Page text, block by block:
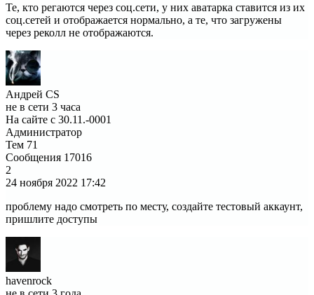
Те, кто регаются через соц.сети, у них аватарка ставится из их
соц.сетей и отображается нормально, а те, что загружены
через реколл не отображаются.
Андрей CS
не в сети 3 часа
На сайте с 30.11.-0001
Администратор
Тем 71
Сообщения 17016
2
24 ноября 2022 17:42
проблему надо смотреть по месту, создайте тестовый аккаунт,
пришлите доступы
havenrock